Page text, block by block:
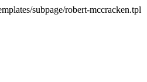
subpage/robert-mccracken.tpl